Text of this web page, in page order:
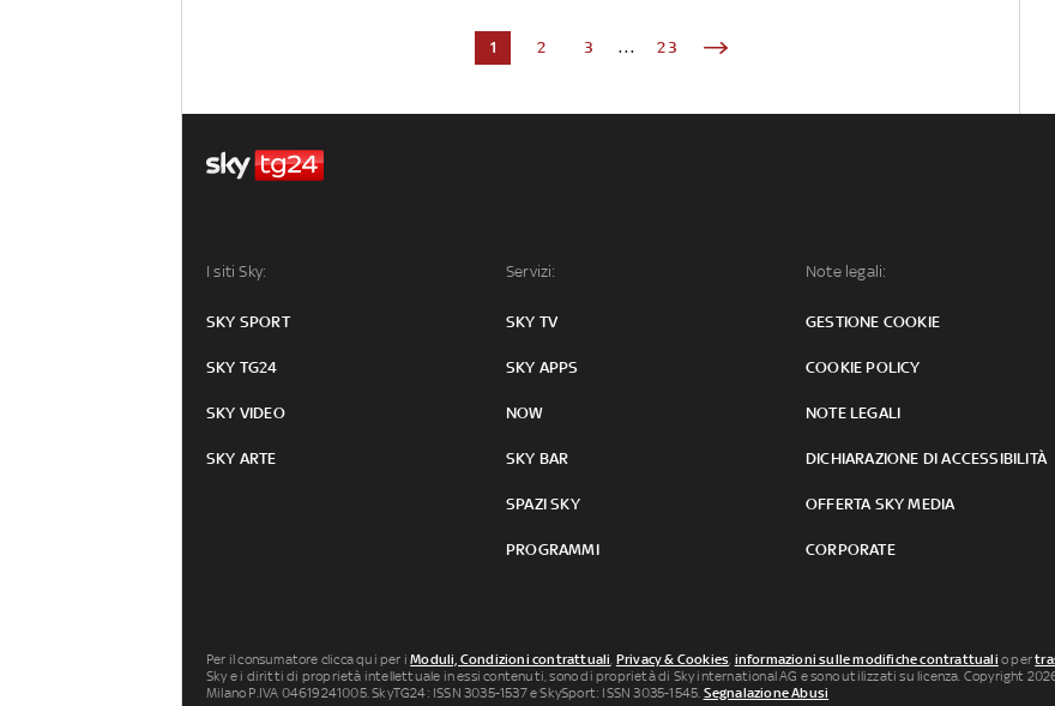
1 2 3 ... 23
I siti Sky:
SKY SPORT
SKY TG24
SKY VIDEO
SKY ARTE
Servizi:
SKY TV
SKY APPS
NOW
SKY BAR
SPAZI SKY
PROGRAMMI
Note legali:
GESTIONE COOKIE
COOKIE POLICY
NOTE LEGALI
DICHIARAZIONE DI ACCESSIBILITÀ
OFFERTA SKY MEDIA
CORPORATE
Per il consumatore clicca qui per iModuli, Condizioni contrattuali, Privacy & Cookies, informazioni sulle modifiche contrattuali o per
Sky e i diritti di proprietà intellettuale in essi contenuti, sono di proprietà di Sky international AG e sono utilizzati su licenza. Copyright
Milano P.IVA 04619241005. SkyTG24: ISSN 3035-1537 e SkySport: ISSN 3035-1545. Segnalazione Abusi